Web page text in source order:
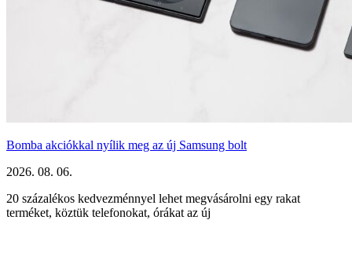
Bomba akciókkal nyílik meg az új Samsung bolt
2026. 08. 06.
20 százalékos kedvezménnyel lehet megvásárolni egy rakat
terméket, köztük telefonokat, órákat az új